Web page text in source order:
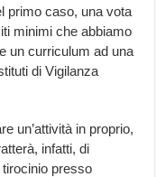
primo caso, una vota
minimi che abbiamo
un curriculum ad una
di Vigilanza
un’attività in proprio,
infatti, di
presso